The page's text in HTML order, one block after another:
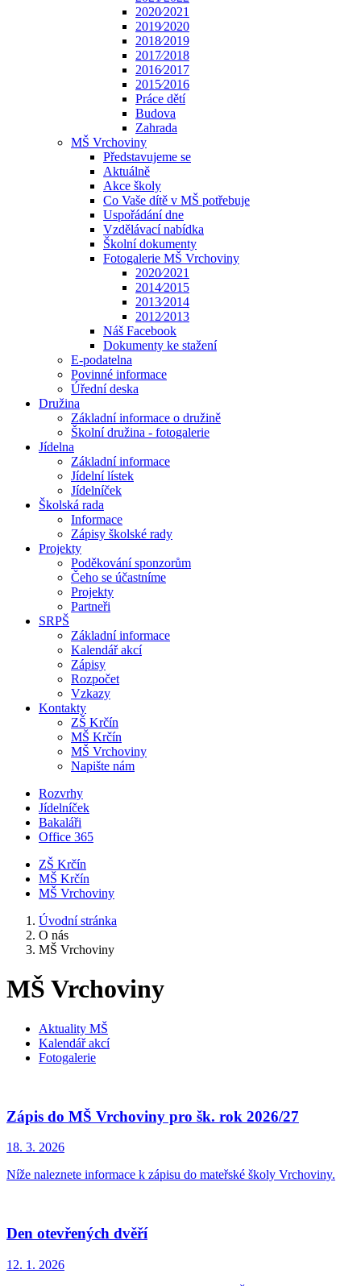
2020⁄2021
2019⁄2020
2018⁄2019
2017⁄2018
2016⁄2017
2015⁄2016
Práce dětí
Budova
Zahrada
MŠ Vrchoviny
Představujeme se
Aktuálně
Akce školy
Co Vaše dítě v MŠ potřebuje
Uspořádání dne
Vzdělávací nabídka
Školní dokumenty
Fotogalerie MŠ Vrchoviny
2020⁄2021
2014⁄2015
2013⁄2014
2012⁄2013
Náš Facebook
Dokumenty ke stažení
E-podatelna
Povinné informace
Úřední deska
Družina
Základní informace o družině
Školní družina - fotogalerie
Jídelna
Základní informace
Jídelní lístek
Jídelníček
Školská rada
Informace
Zápisy školské rady
Projekty
Poděkování sponzorům
Čeho se účastníme
Projekty
Partneři
SRPŠ
Základní informace
Kalendář akcí
Zápisy
Rozpočet
Vzkazy
Kontakty
ZŠ Krčín
MŠ Krčín
MŠ Vrchoviny
Napište nám
Rozvrhy
Jídelníček
Bakaláři
Office 365
ZŠ Krčín
MŠ Krčín
MŠ Vrchoviny
Úvodní stránka
O nás
MŠ Vrchoviny
MŠ Vrchoviny
Aktuality MŠ
Kalendář akcí
Fotogalerie
Zápis do MŠ Vrchoviny pro šk. rok 2026/27
18. 3. 2026
Níže naleznete informace k zápisu do mateřské školy Vrchoviny.
Den otevřených dvěří
12. 1. 2026